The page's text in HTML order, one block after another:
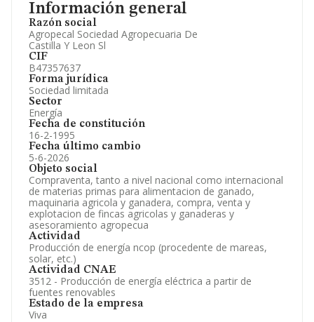
Información general
Razón social
Agropecal Sociedad Agropecuaria De
Castilla Y Leon Sl
CIF
B47357637
Forma jurídica
Sociedad limitada
Sector
Energía
Fecha de constitución
16-2-1995
Fecha último cambio
5-6-2026
Objeto social
Compraventa, tanto a nivel nacional como internacional
de materias primas para alimentacion de ganado,
maquinaria agricola y ganadera, compra, venta y
explotacion de fincas agricolas y ganaderas y
asesoramiento agropecua
Actividad
Producción de energía ncop (procedente de mareas,
solar, etc.)
Actividad CNAE
3512 - Producción de energía eléctrica a partir de
fuentes renovables
Estado de la empresa
Viva
Artículos de prensa publicados sobre la empresa.
Información oficial y registral complementaria.